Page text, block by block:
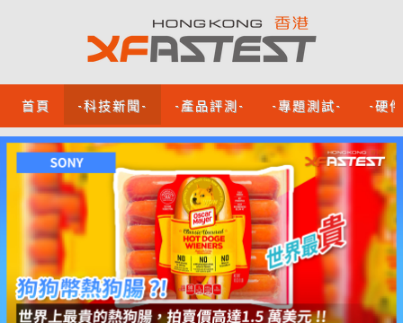
首頁 -科技新聞- -產品評測- -專題測試- -硬